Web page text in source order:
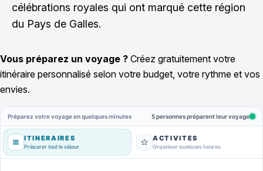
célébrations royales qui ont marqué cette région
du Pays de Galles.
Vous préparez un voyage ? Créez gratuitement votre
itinéraire personnalisé selon votre budget, votre rythme et vos
envies.